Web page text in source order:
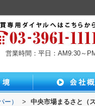
営業時間：平日：AM9:30～
） > 中央市場まるさと（